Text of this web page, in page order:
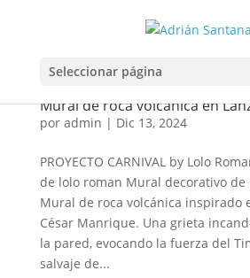
Seleccionar página
Mural de roca volcánica en
por admin | Dic 13, 2024
PROYECTO CARNIVAL by Lolo
de lolo roman Mural decorativo de
Mural de roca volcánica inspirado
César Manrique. Una grieta
la pared, evocando la fuerza del
salvaje de...